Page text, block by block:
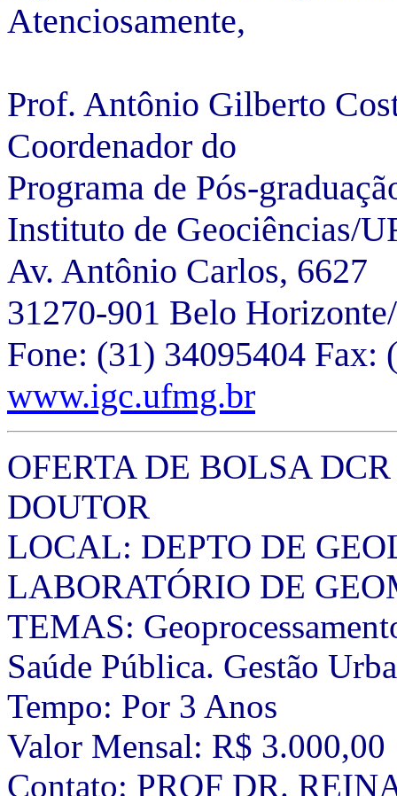
Atenciosamente,
Prof. Antônio Gilberto
Coordenador do
Programa de Pós-
Instituto de Geociências/
Av. Antônio Carlos, 6627
31270-901 Belo
Fone: (31) 34095404 Fax:
www.igc.ufmg.br
OFERTA DE BOLSA
DOUTOR
LOCAL: DEPTO DE
LABORATÓRIO DE
TEMAS:
Saúde Pública. Gestão
Tempo: Por 3 Anos
Valor Mensal: R$ 3.000,00
Contato: PROF DR.